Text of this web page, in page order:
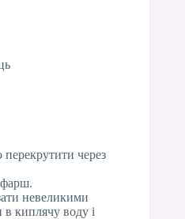
через
невеликими
киплячу воду і